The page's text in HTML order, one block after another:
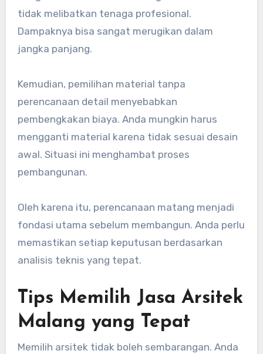
tidak melibatkan tenaga profesional.
Dampaknya bisa sangat merugikan dalam
jangka panjang.
Kemudian, pemilihan material tanpa
perencanaan detail menyebabkan
pembengkakan biaya. Anda mungkin harus
mengganti material karena tidak sesuai desain
awal. Situasi ini menghambat proses
pembangunan.
Oleh karena itu, perencanaan matang menjadi
fondasi utama sebelum membangun. Anda perlu
memastikan setiap keputusan berdasarkan
analisis teknis yang tepat.
Tips Memilih Jasa Arsitek
Malang yang Tepat
Memilih arsitek tidak boleh sembarangan. Anda